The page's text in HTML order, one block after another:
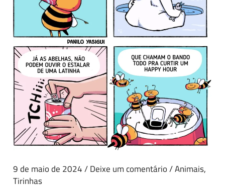
9 de maio de 2024/Deixe um comentário/Animais,
Tirinhas